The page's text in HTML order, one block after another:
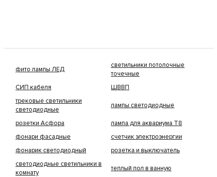
фито лампы ЛЕД
светильники потолочные
точечные
СИП кабеля
ШВВП
трековые светильники
светодиодные
лампы светодиодные
розетки Асфора
лампа для аквариума Т8
фонари фасадные
счетчик электроэнергии
фонарик светодиодный
розетка и выключатель
светодиодные светильники в
комнату
теплый пол в ванную